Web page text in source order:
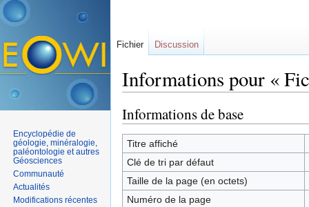
Informations pour «
Informations de base
Titre affiché
Clé de tri par défaut
Taille de la page (en octets)
Numéro de la page
Fichier Discussion
Encyclopédie de
géologie, minéralogie,
paléontologie et autres
Géosciences
Communauté
Actualités
Modifications récentes